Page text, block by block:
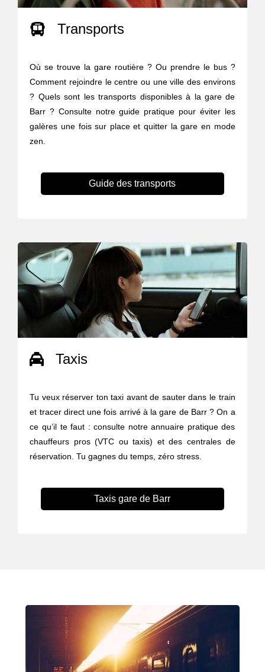
Transports
Où se trouve la gare routière ? Ou prendre le bus ?
Comment rejoindre le centre ou une ville des environs
? Quels sont les transports disponibles à la gare de
Barr ? Consulte notre guide pratique pour éviter les
galères une fois sur place et quitter la gare en mode
zen.
Guide des transports
Taxis
Tu veux réserver ton taxi avant de sauter dans le train
et tracer direct une fois arrivé à la gare de Barr ? On a
ce qu’il te faut : consulte notre annuaire pratique des
chauffeurs pros (VTC ou taxis) et des centrales de
réservation. Tu gagnes du temps, zéro stress.
Taxis gare de Barr